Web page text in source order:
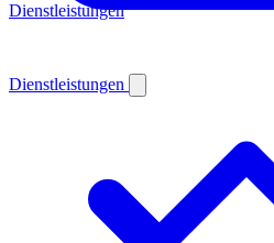
Dienstleistungen
Dienstleistungen